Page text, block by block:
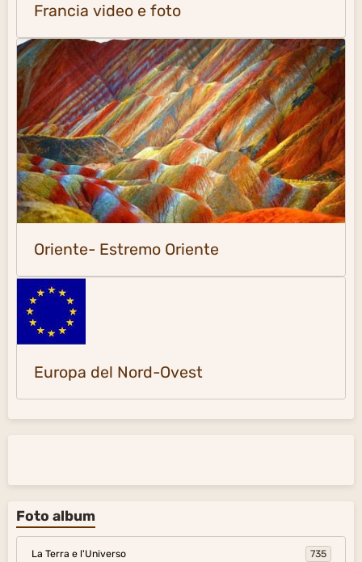
Francia video e foto
Oriente- Estremo Oriente
Europa del Nord-Ovest
Foto album
La Terra e l'Universo 735